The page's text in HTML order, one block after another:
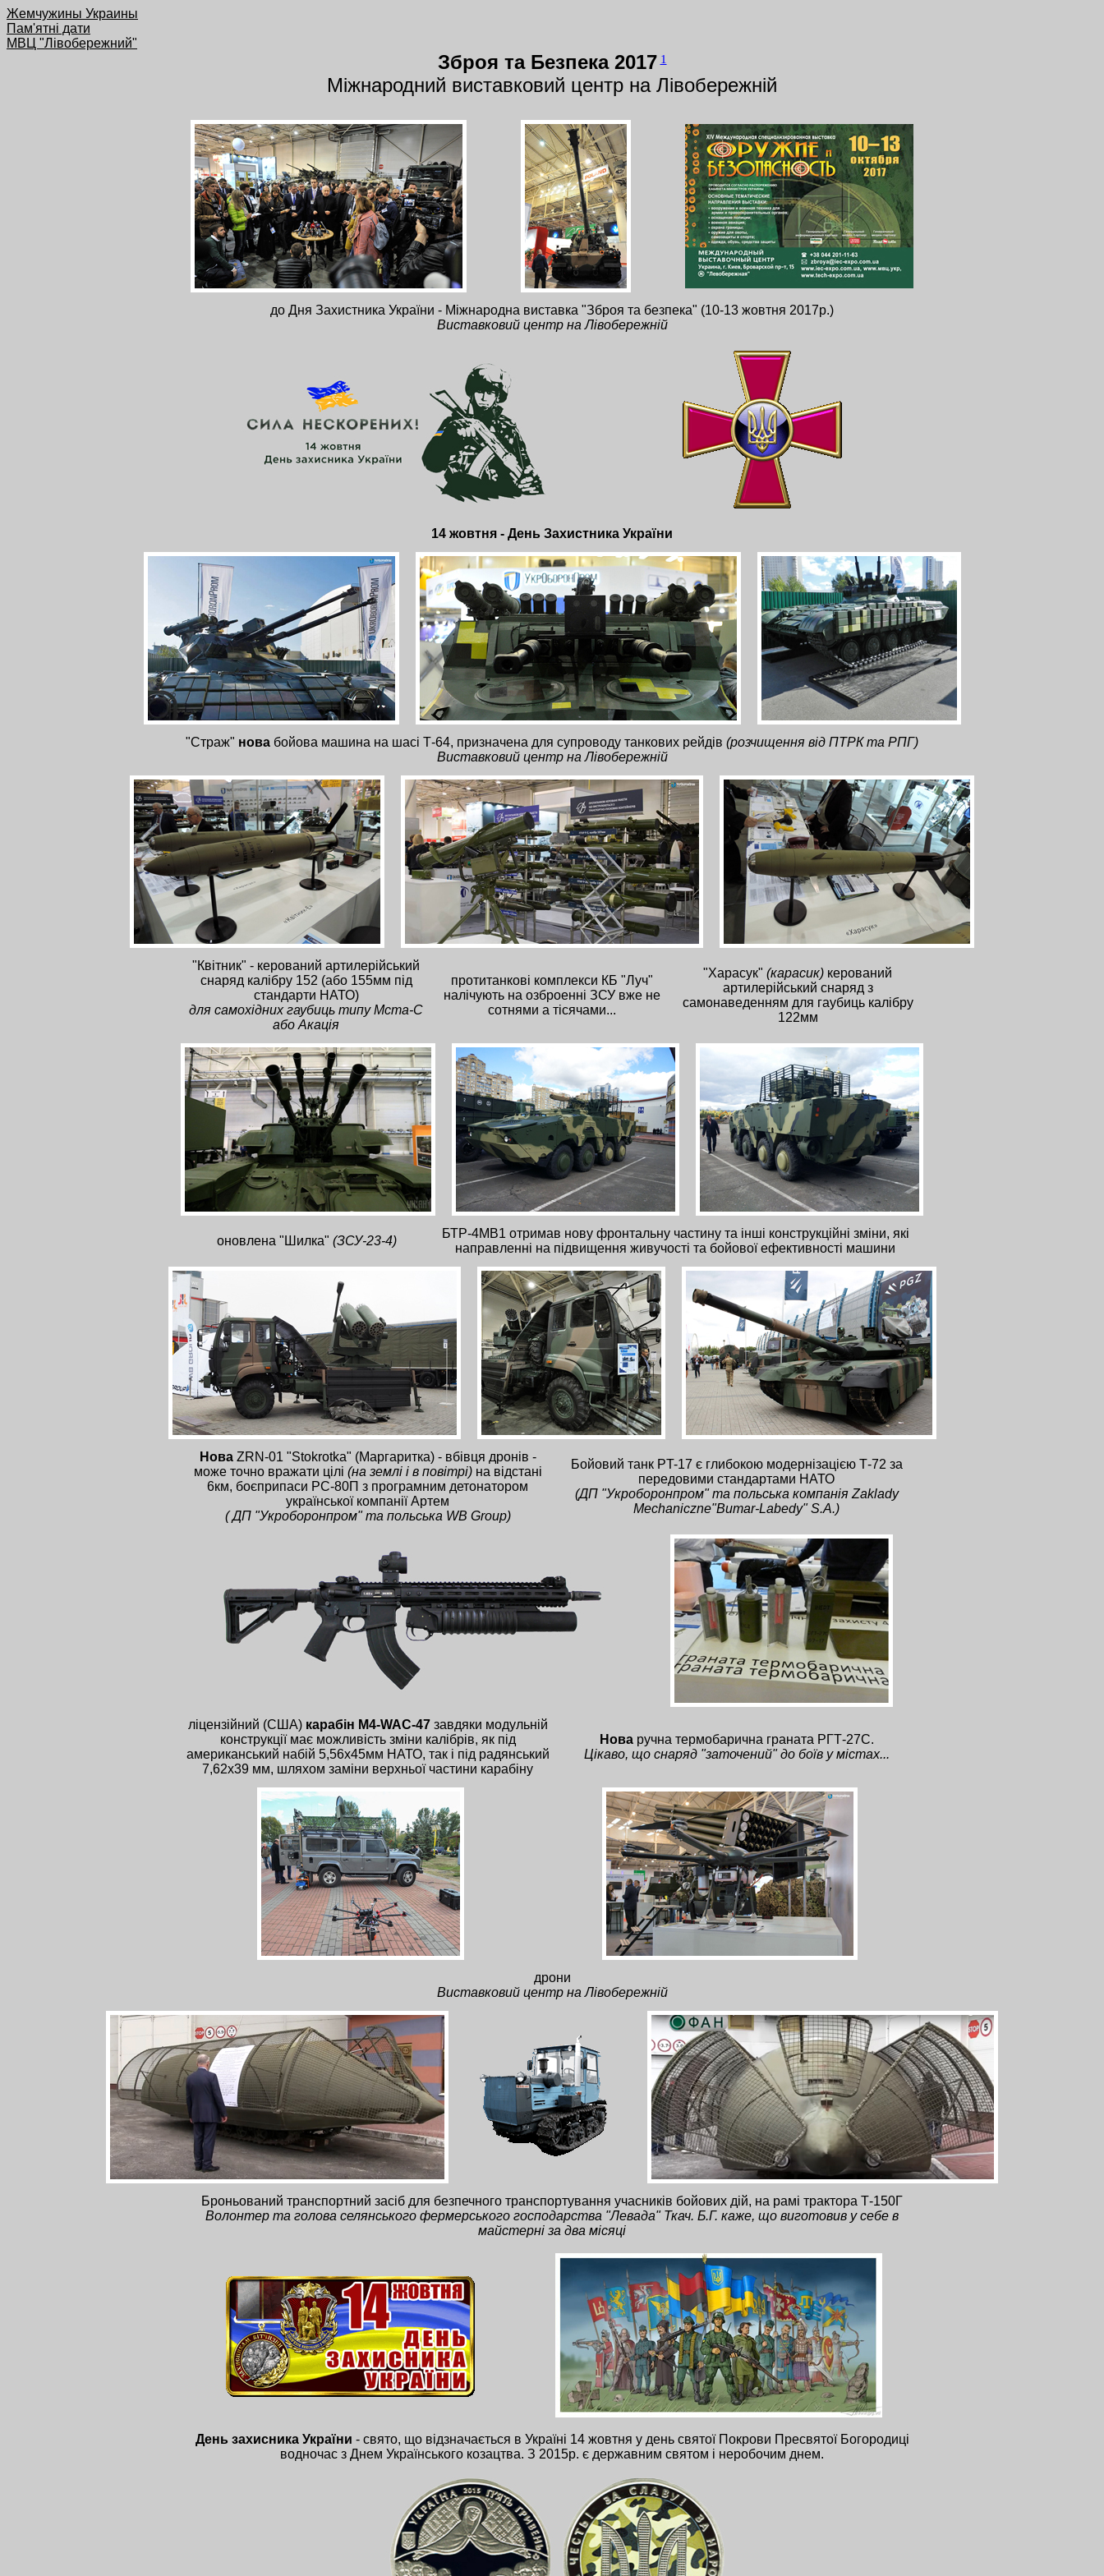
Жемчужины Украины
Пам'ятні дати
МВЦ "Лівобережний"
Зброя та Безпека 2017 1
Міжнародний виставковий центр на Лівобережній
до Дня Захистника України - Міжнародна виставка "Зброя та безпека" (10-13 жовтня 2017р.)
Виставковий центр на Лівобережній
14 жовтня - День Захистника України
"Страж" нова бойова машина на шасі Т-64, призначена для супроводу танкових рейдів (розчищення від ПТРК та РПГ)
Виставковий центр на Лівобережній
"Квітник" - керований артилерійський
снаряд калібру 152 (або 155мм під
стандарти НАТО)
для самохідних гаубиць типу Мста-С
або Акація
протитанкові комплекси КБ "Луч"
налічують на озброенні ЗСУ вже не
сотнями а тісячами...
"Харасук" (карасик) керований
артилерійський снаряд з
самонаведенням для гаубиць калібру
122мм
оновлена "Шилка" (ЗСУ-23-4)
БТР-4МВ1 отримав нову фронтальну частину та інші конструкційні зміни, які
направленні на підвищення живучості та бойової ефективності машини
НоваZRN-01 "Stokrotka" (Маргаритка) - вбівця дронів -
може точно вражати цілі (на землі і в повітрі)на відстані
6км, боєприпаси РС-80П з програмним детонатором
української компанії Артем
(ДП "Укроборонпром" та польська WB Group)
Бойовий танк PT-17 є глибокою модернізацією Т-72 за
передовими стандартами НАТО
(ДП "Укроборонпром" та польська компанія Zaklady
Mechaniczne"Bumar-Labedy" S.A.)
ліцензійний (США) карабін M4-WAC-47завдяки модульній
конструкції має можливість зміни калібрів, як під
американський набій 5,56х45мм НАТО, так і під радянський
7,62х39 мм, шляхом заміни верхньої частини карабіну
Новаручна термобарична граната РГТ-27С.
Цікаво, що снаряд "заточений" до боїв у містах...
дрони
Виставковий центр на Лівобережній
Броньований транспортний засіб для безпечного транспортування учасників бойових дій, на рамі трактора Т-150Г
Волонтер та голова селянського фермерського господарства "Левада" Ткач. Б.Г. каже, що виготовив у себе в
майстерні за два місяці
День захисника України - свято, що відзначається в Україні 14 жовтня у день святої Покрови Пресвятої Богородиці
водночас з Днем Українського козацтва. З 2015р. є державним святом і неробочим днем.